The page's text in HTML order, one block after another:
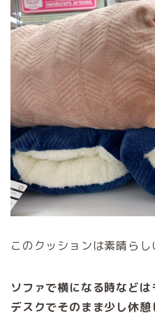
このクッションは素晴らし
ソファで横になる時など
デスクでそのまま少し休憩